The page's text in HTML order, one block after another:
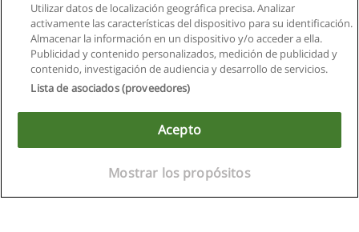
Reglas de uso
Privacidad de datos
Copyright © Educaedu Business S.L. - CIF : B-95610580: -
www.educaedu.com.ec
Utilizar datos de localización geográfica precisa. Analizar
activamente las características del dispositivo para su identificación.
Almacenar la información en un dispositivo y/o acceder a ella.
Publicidad y contenido personalizados, medición de publicidad y
contenido, investigación de audiencia y desarrollo de servicios.
Lista de asociados (proveedores)
Acepto
Mostrar los propósitos